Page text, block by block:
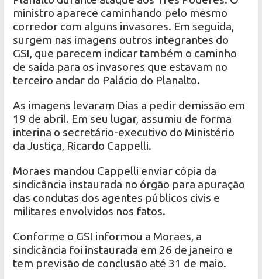
ministro aparece caminhando pelo mesmo
corredor com alguns invasores. Em seguida,
surgem nas imagens outros integrantes do
GSI, que parecem indicar também o caminho
de saída para os invasores que estavam no
terceiro andar do Palácio do Planalto.
As imagens levaram Dias a pedir demissão em
19 de abril. Em seu lugar, assumiu de forma
interina o secretário-executivo do Ministério
da Justiça, Ricardo Cappelli.
Moraes mandou Cappelli enviar cópia da
sindicância instaurada no órgão para apuração
das condutas dos agentes públicos civis e
militares envolvidos nos fatos.
Conforme o GSI informou a Moraes, a
sindicância foi instaurada em 26 de janeiro e
tem previsão de conclusão até 31 de maio.